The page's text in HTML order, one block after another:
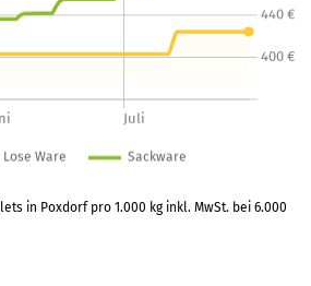
in Poxdorf pro 1.000 kg inkl. MwSt. bei 6.000